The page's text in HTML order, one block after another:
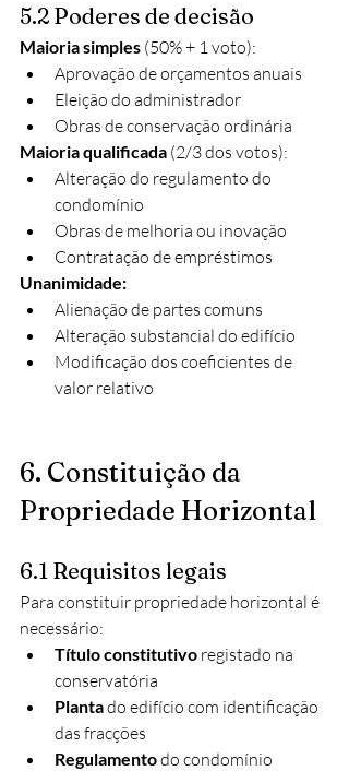
5.2 Poderes de decisão
Maioria simples (50% + 1 voto):
Aprovação de orçamentos anuais
Eleição do administrador
Obras de conservação ordinária
Maioria qualificada (2/3 dos votos):
Alteração do regulamento do
condomínio
Obras de melhoria ou inovação
Contratação de empréstimos
Unanimidade:
Alienação de partes comuns
Alteração substancial do edifício
Modificação dos coeficientes de
valor relativo
6. Constituição da
Propriedade Horizontal
6.1 Requisitos legais
Para constituir propriedade horizontal é
necessário:
Título constitutivo registado na
conservatória
Planta do edifício com identificação
das fracções
Regulamento do condomínio